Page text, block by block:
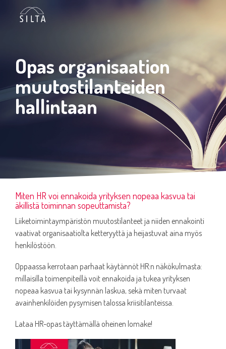
sisältöön.
Opas organisaation
muutostilanteiden
hallintaan
Miten HR voi ennakoida yrityksen nopeaa kasvua tai
äkillistä toiminnan sopeuttamista?
Liiketoimintaympäristön muutostilanteet ja niiden ennakointi
vaativat organisaatiolta ketteryyttä ja heijastuvat aina myös
henkilöstöön.
Oppaassa kerrotaan parhaat käytännöt HR:n näkökulmasta:
millaisilla toimenpiteillä voit ennakoida ja tukea yrityksen
nopeaa kasvua tai kysynnän laskua, sekä miten turvaat
avainhenkilöiden pysymisen talossa kriisitilanteissa.
Lataa HR-opas täyttämällä oheinen lomake!